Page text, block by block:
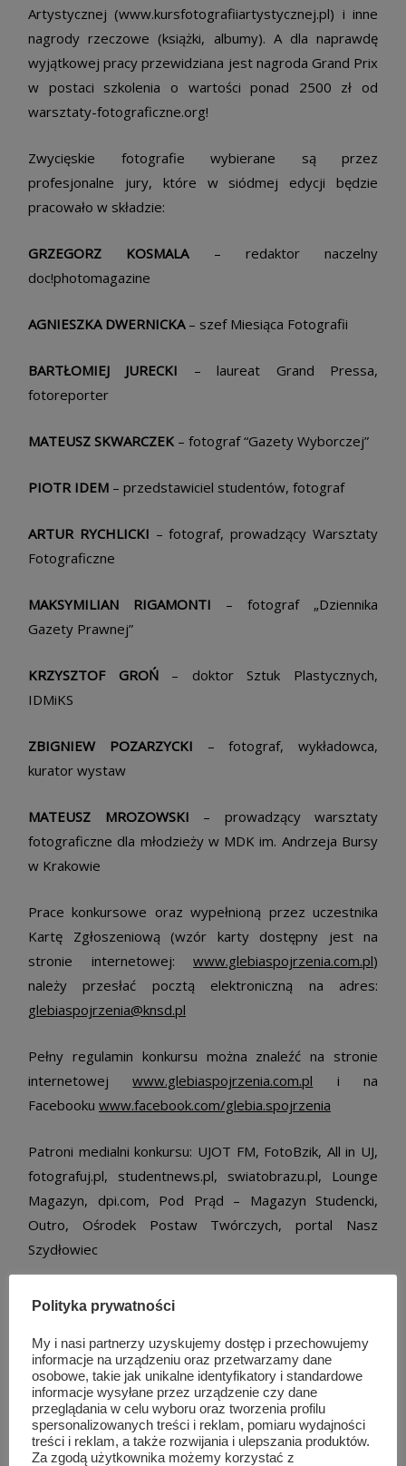
Artystycznej (www.kursfotografiiartystycznej.pl) i inne
nagrody rzeczowe (książki, albumy). A dla naprawdę
wyjątkowej pracy przewidziana jest nagroda Grand Prix
w postaci szkolenia o wartości ponad 2500 zł od
warsztaty-fotograficzne.org!
Zwycięskie fotografie wybierane są przez
profesjonalne jury, które w siódmej edycji będzie
pracowało w składzie:
GRZEGORZ KOSMALA– redaktor naczelny
doc!photomagazine
AGNIESZKA DWERNICKA– szef Miesiąca Fotografii
BARTŁOMIEJ JURECKI – laureat Grand Pressa,
fotoreporter
MATEUSZ SKWARCZEK – fotograf “Gazety Wyborczej”
PIOTR IDEM – przedstawiciel studentów, fotograf
ARTUR RYCHLICKI – fotograf, prowadzący Warsztaty
Fotograficzne
MAKSYMILIAN RIGAMONTI – fotograf „Dziennika
Gazety Prawnej”
KRZYSZTOF GROŃ– doktor Sztuk Plastycznych,
IDMiKS
ZBIGNIEW POZARZYCKI – fotograf, wykładowca,
kurator wystaw
MATEUSZ MROZOWSKI – prowadzący warsztaty
fotograficzne dla młodzieży w MDK im. Andrzeja Bursy
w Krakowie
Prace konkursowe oraz wypełnioną przez uczestnika
Kartę Zgłoszeniową (wzór karty dostępny jest na
stronie internetowej: www.glebiaspojrzenia.com.pl)
należy przesłać pocztą elektroniczną na adres:
glebiaspojrzenia@knsd.pl
Pełny regulamin konkursu można znaleźć na stronie
internetowejwww.glebiaspojrzenia.com.pl i na
Facebooku www.facebook.com/glebia.spojrzenia
Patroni medialni konkursu: UJOT FM, FotoBzik, All in UJ,
fotografuj.pl, studentnews.pl, swiatobrazu.pl, Lounge
Magazyn, dpi.com, Pod Prąd – Magazyn Studencki,
Outro, Ośrodek Postaw Twórczych, portal Nasz
Szydłowiec
Sponsorzy główni: www.warsztaty-fotograficzne.org,
Fotografii
Współpraca redakcyjna: RMF Classic
Partnerzy: ZłoteKursy.pl, Księgarnia Fotograficzna,
Dziennikarze dla klimatu, edugrafia.pl,
Polityka prywatności
My i nasi partnerzy uzyskujemy dostęp i przechowujemy
informacje na urządzeniu oraz przetwarzamy dane
osobowe, takie jak unikalne identyfikatory i standardowe
informacje wysyłane przez urządzenie czy dane
przeglądania w celu wyboru oraz tworzenia profilu
spersonalizowanych treści i reklam, pomiaru wydajności
treści i reklam, a także rozwijania i ulepszania produktów.
Za zgodą użytkownika możemy korzystać z